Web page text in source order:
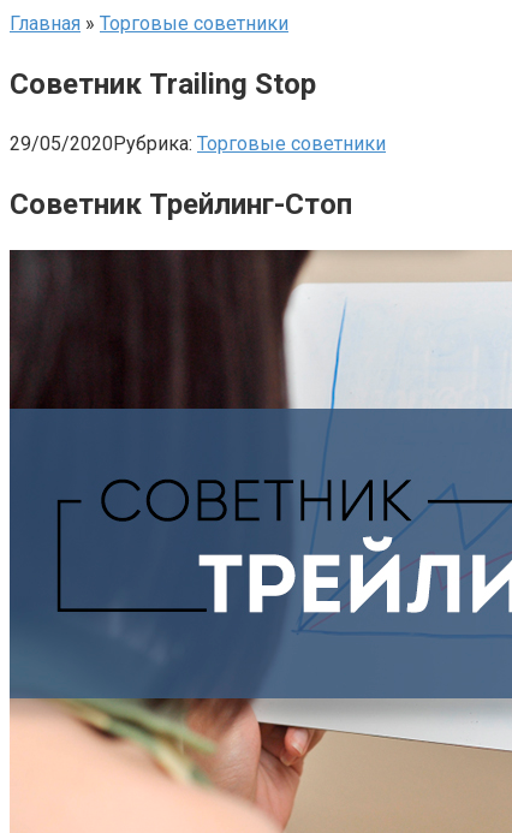
Главная » Торговые советники
Советник Trailing Stop
29/05/2020Рубрика: Торговые советники
Советник Трейлинг-Стоп